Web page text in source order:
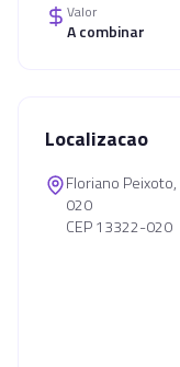
Valor
A combinar
Localizacao
Floriano
020
CEP 13322-020